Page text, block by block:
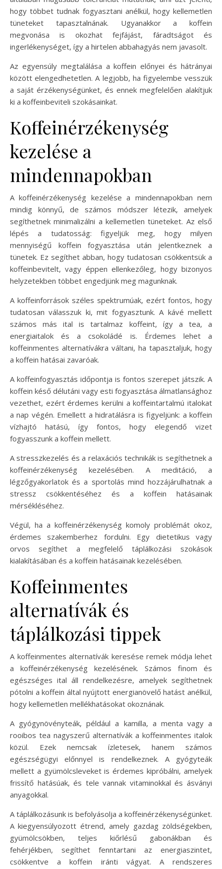
hogy többet tudnak fogyasztani anélkül, hogy kellemetlen
tüneteket tapasztalnának. Ugyanakkor a koffein
megvonása is okozhat fejfájást, fáradtságot és
ingerlékenységet, így a hirtelen abbahagyás nem javasolt.
Az egyensúly megtalálása a koffein előnyei és hátrányai
között elengedhetetlen. A legjobb, ha figyelembe vesszük
a saját érzékenységünket, és ennek megfelelően alakítjuk
ki a koffeinbeviteli szokásainkat.
Koffeinérzékenység
kezelése a
mindennapokban
A koffeinérzékenység kezelése a mindennapokban nem
mindig könnyű, de számos módszer létezik, amelyek
segíthetnek minimalizálni a kellemetlen tüneteket. Az első
lépés a tudatosság: figyeljük meg, hogy milyen
mennyiségű koffein fogyasztása után jelentkeznek a
tünetek. Ez segíthet abban, hogy tudatosan csökkentsük a
koffeinbevitelt, vagy éppen ellenkezőleg, hogy bizonyos
helyzetekben többet engedjünk meg magunknak.
A koffeinforrások széles spektrumúak, ezért fontos, hogy
tudatosan válasszuk ki, mit fogyasztunk. A kávé mellett
számos más ital is tartalmaz koffeint, így a tea, a
energiaitalok és a csokoládé is. Érdemes lehet a
koffeinmentes alternatívákra váltani, ha tapasztaljuk, hogy
a koffein hatásai zavaróak.
A koffeinfogyasztás időpontja is fontos szerepet játszik. A
koffein késő délutáni vagy esti fogyasztása álmatlansághoz
vezethet, ezért érdemes kerülni a koffeintartalmú italokat
a nap végén. Emellett a hidratálásra is figyeljünk: a koffein
vízhajtó hatású, így fontos, hogy elegendő vizet
fogyasszunk a koffein mellett.
A stresszkezelés és a relaxációs technikák is segíthetnek a
koffeinérzékenység kezelésében. A meditáció, a
légzőgyakorlatok és a sportolás mind hozzájárulhatnak a
stressz csökkentéséhez és a koffein hatásainak
mérsékléséhez.
Végül, ha a koffeinérzékenység komoly problémát okoz,
érdemes szakemberhez fordulni. Egy dietetikus vagy
orvos segíthet a megfelelő táplálkozási szokások
kialakításában és a koffein hatásainak kezelésében.
Koffeinmentes
alternatívák és
táplálkozási tippek
A koffeinmentes alternatívák keresése remek módja lehet
a koffeinérzékenység kezelésének. Számos finom és
egészséges ital áll rendelkezésre, amelyek segíthetnek
pótolni a koffein által nyújtott energianövelő hatást anélkül,
hogy kellemetlen mellékhatásokat okoznának.
A gyógynövényteák, például a kamilla, a menta vagy a
rooibos tea nagyszerű alternatívák a koffeinmentes italok
közül. Ezek nemcsak ízletesek, hanem számos
egészségügyi előnnyel is rendelkeznek. A gyógyteák
mellett a gyümölcsleveket is érdemes kipróbálni, amelyek
frissítő hatásúak, és tele vannak vitaminokkal és ásványi
anyagokkal.
A táplálkozásunk is befolyásolja a koffeinérzékenységünket.
A kiegyensúlyozott étrend, amely gazdag zöldségekben,
gyümölcsökben, teljes kiőrlésű gabonákban és
fehérjékben, segíthet fenntartani az energiaszintet,
csökkentve a koffein iránti vágyat. A rendszeres